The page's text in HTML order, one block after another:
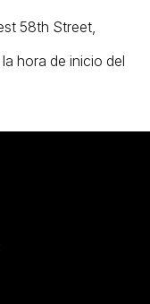
58th Street,
hora de inicio del